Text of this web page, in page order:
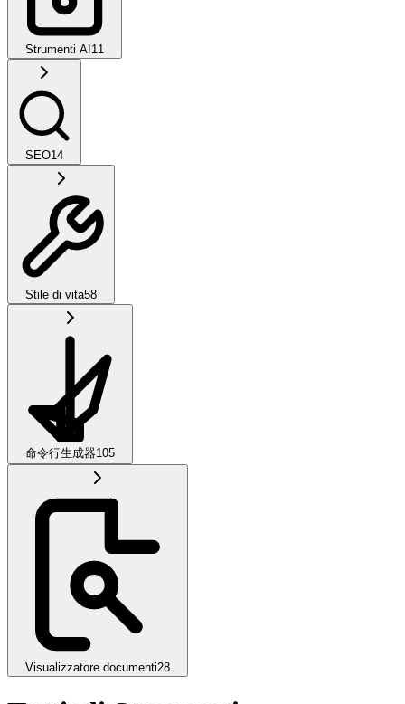
Strumenti AI 11
SEO14
Stile di vita58
命令行生成器105
Visualizzatore documenti28